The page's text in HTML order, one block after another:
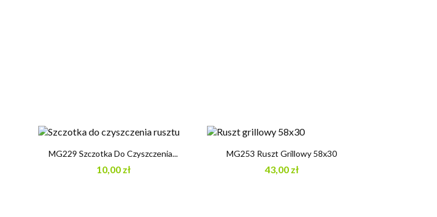
Szybki podgląd
MG229 Szczotka Do Czyszczenia...
10,00 zł
 Szybki podgląd
MG253 Ruszt Grillowy 58x30
43,00 zł